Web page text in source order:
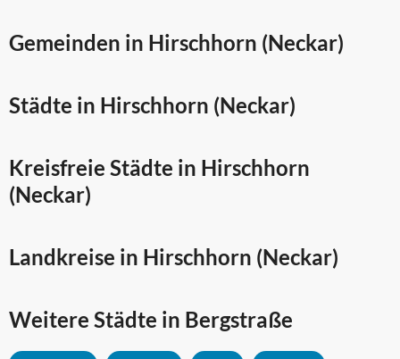
Gemeinden in Hirschhorn (Neckar)
Städte in Hirschhorn (Neckar)
Kreisfreie Städte in Hirschhorn
(Neckar)
Landkreise in Hirschhorn (Neckar)
Weitere Städte in Bergstraße